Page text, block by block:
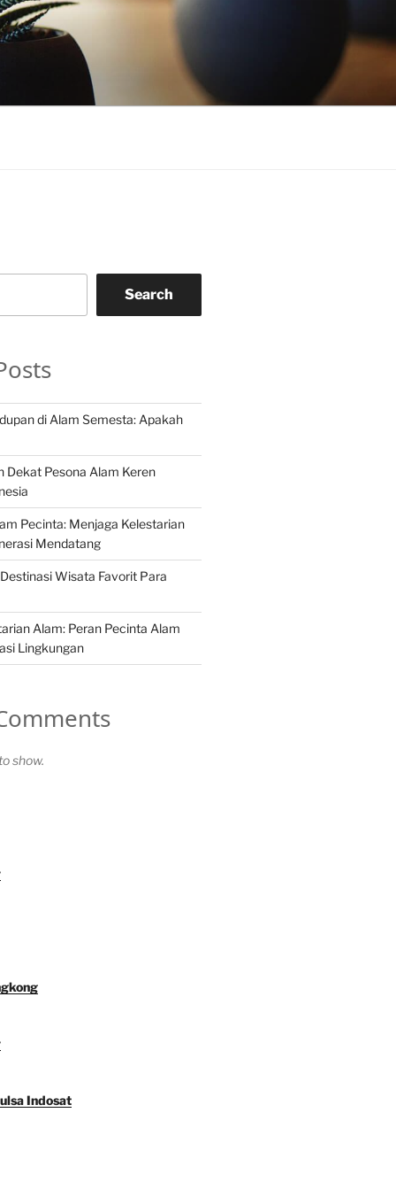
Search
di Alam Semesta: Apakah
Dekat Pesona Alam Keren
Pecinta: Menjaga Kelestarian
Mendatang
Wisata Favorit Para
Alam: Peran Pecinta Alam
Lingkungan
show.
Indosat